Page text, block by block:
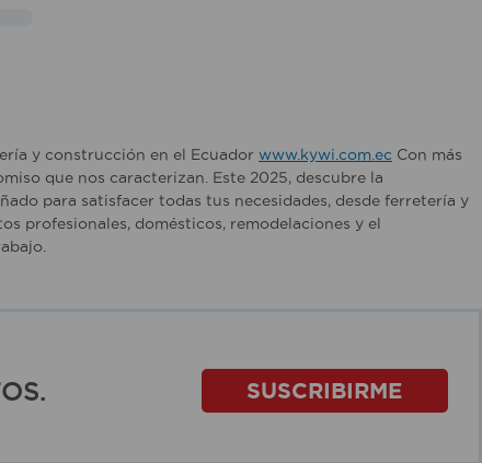
y construcción en el Ecuador www.kywi.com.ec Con más
que nos caracterizan. Este 2025, descubre la
para satisfacer todas tus necesidades, desde ferretería y
profesionales, domésticos, remodelaciones y el
SUSCRIBIRME